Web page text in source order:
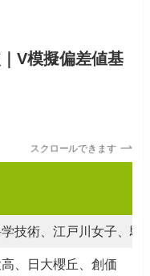
V模擬偏差値基
スクロールできます
技術、江戸川女子、
、日大櫻丘、創価